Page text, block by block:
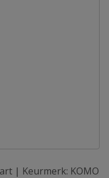
| Keurmerk: KOMO